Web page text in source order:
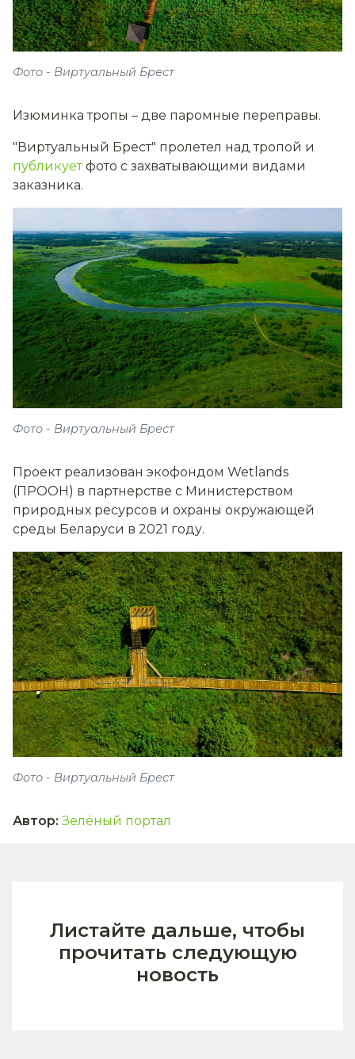
Фото - Виртуальный Брест
Изюминка тропы – две паромные переправы.
"Виртуальный Брест" пролетел над тропой и
публикуетфото с захватывающими видами
заказника.
Фото - Виртуальный Брест
Проект реализован экофондом Wetlands
(ПРООН) в партнерстве с Министерством
природных ресурсов и охраны окружающей
среды Беларуси в 2021 году.
Фото - Виртуальный Брест
Автор: Зелёный портал
Листайте дальше, чтобы
прочитать следующую
новость